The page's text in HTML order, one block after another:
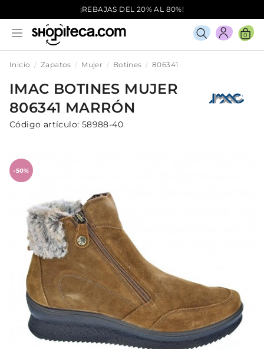
¡REBAJAS DEL 20% AL 80%!
0
Inicio Zapatos Mujer Botines 806341
IMAC BOTINES MUJER
806341 MARRÓN
Código artículo: 58988-40
-50%